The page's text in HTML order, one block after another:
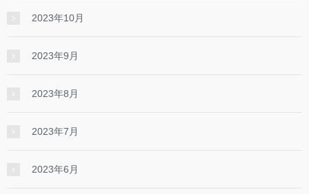
2023年10月
2023年9月
2023年8月
2023年7月
2023年6月